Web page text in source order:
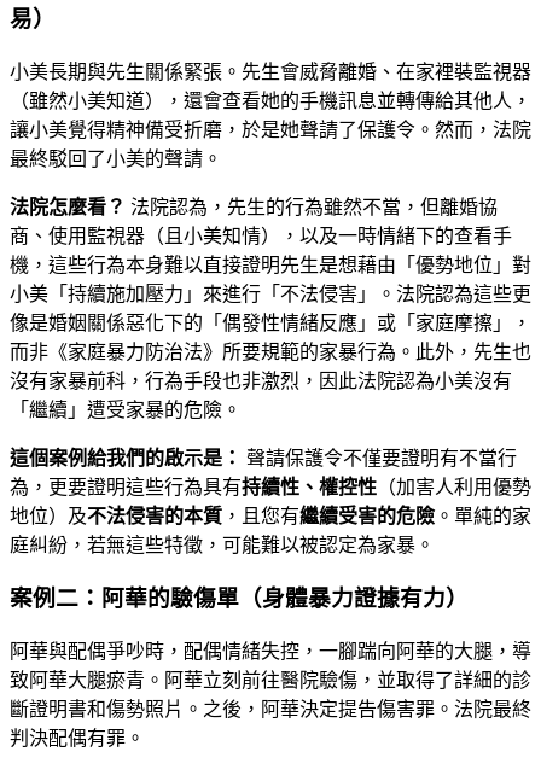
易）
小美長期與先生關係緊張。先生會威脅離婚、在家裡裝監視器
（雖然小美知道），還會查看她的手機訊息並轉傳給其他人，
讓小美覺得精神備受折磨，於是她聲請了保護令。然而，法院
最終駁回了小美的聲請。
法院怎麼看？ 法院認為，先生的行為雖然不當，但離婚協
商、使用監視器（且小美知情），以及一時情緒下的查看手
機，這些行為本身難以直接證明先生是想藉由「優勢地位」對
小美「持續施加壓力」來進行「不法侵害」。法院認為這些更
像是婚姻關係惡化下的「偶發性情緒反應」或「家庭摩擦」，
而非《家庭暴力防治法》所要規範的家暴行為。此外，先生也
沒有家暴前科，行為手段也非激烈，因此法院認為小美沒有
「繼續」遭受家暴的危險。
這個案例給我們的啟示是： 聲請保護令不僅要證明有不當行
為，更要證明這些行為具有持續性、權控性 （加害人利用優勢
地位）及不法侵害的本質 ，且您有繼續受害的危險 。單純的家
庭糾紛，若無這些特徵，可能難以被認定為家暴。
案例二：阿華的驗傷單（身體暴力證據有力）
阿華與配偶爭吵時，配偶情緒失控，一腳踹向阿華的大腿，導
致阿華大腿瘀青。阿華立刻前往醫院驗傷，並取得了詳細的診
斷證明書和傷勢照片。之後，阿華決定提告傷害罪。法院最終
判決配偶有罪。